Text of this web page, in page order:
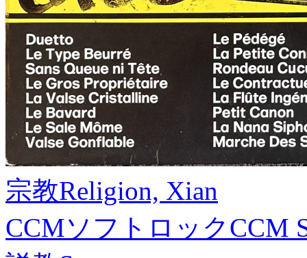
宗教Religion, Xian
CCMソフトロックCCM